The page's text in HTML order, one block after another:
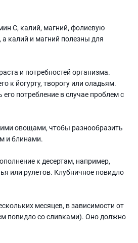
C, калий, магний, фолиевую
калий и магний полезны для
и потребностей организма.
к йогурту, творогу или оладьям.
потребление в случае проблем с
овощами, чтобы разнообразить
и блинами.
к десертам, например,
или рулетов. Клубничное повидло
месяцев, в зависимости от
повидло со сливками). Оно должно